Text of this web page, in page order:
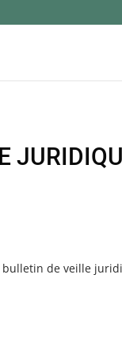
de veille